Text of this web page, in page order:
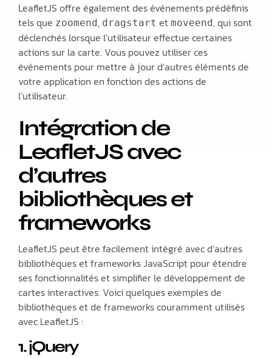
LeafletJS offre également des événements prédéfinis
tels que zoomend , dragstart et moveend , qui sont
déclenchés lorsque l’utilisateur effectue certaines
actions sur la carte. Vous pouvez utiliser ces
événements pour mettre à jour d’autres éléments de
votre application en fonction des actions de
l’utilisateur.
Intégration de
LeafletJS avec
d’autres
bibliothèques et
frameworks
LeafletJS peut être facilement intégré avec d’autres
bibliothèques et frameworks JavaScript pour étendre
ses fonctionnalités et simplifier le développement de
cartes interactives. Voici quelques exemples de
bibliothèques et de frameworks couramment utilisés
avec LeafletJS :
1. jQuery